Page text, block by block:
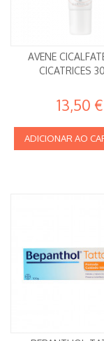
AVENE
CICATRICES
13,50 €
ADICIONAR AO